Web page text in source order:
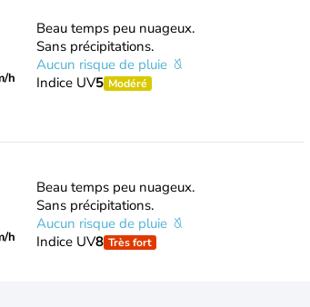
h
Beau temps peu nuageux.
Sans précipitations.
Aucun risque de pluie
Indice UV5 Modéré
h
Beau temps peu nuageux.
Sans précipitations.
Aucun risque de pluie
Indice UV8 Très fort